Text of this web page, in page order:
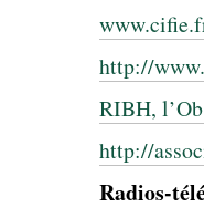
http://
RIBH,
http://
Radios-